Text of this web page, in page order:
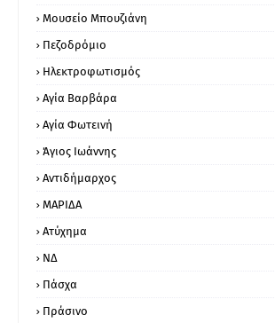
Μουσείο Μπουζιάνη
Πεζοδρόμιο
Ηλεκτροφωτισμός
Αγία Βαρβάρα
Αγία Φωτεινή
Άγιος Ιωάννης
Αντιδήμαρχος
ΜΑΡΙΔΑ
Ατύχημα
ΝΔ
Πάσχα
Πράσινο